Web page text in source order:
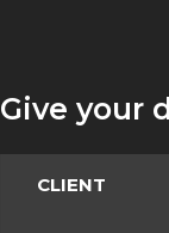
Give your
CLIENT